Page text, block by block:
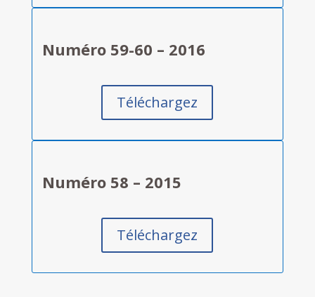
Numéro 59-60 – 2016
Téléchargez
Numéro 58 – 2015
Téléchargez